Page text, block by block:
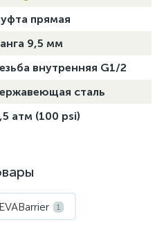
прямая
9,5 мм
внутренняя G1/2
сталь
атм (100 psi)
1